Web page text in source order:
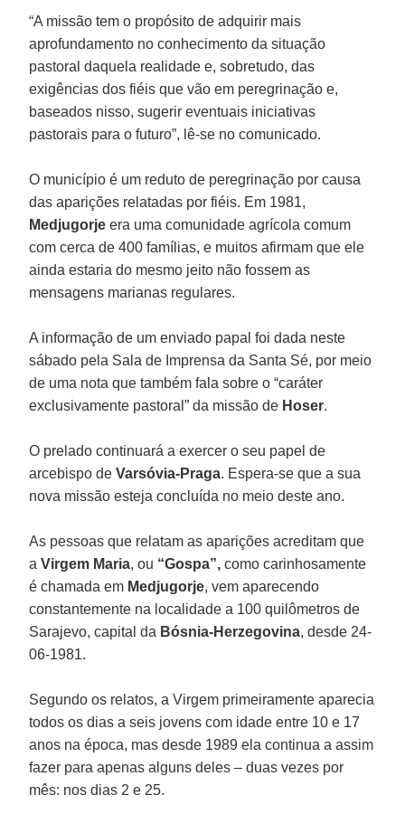
“A missão tem o propósito de adquirir mais
aprofundamento no conhecimento da situação
pastoral daquela realidade e, sobretudo, das
exigências dos fiéis que vão em peregrinação e,
baseados nisso, sugerir eventuais iniciativas
pastorais para o futuro”, lê-se no comunicado.
O município é um reduto de peregrinação por causa
das aparições relatadas por fiéis. Em 1981,
Medjugorje era uma comunidade agrícola comum
com cerca de 400 famílias, e muitos afirmam que ele
ainda estaria do mesmo jeito não fossem as
mensagens marianas regulares.
A informação de um enviado papal foi dada neste
sábado pela Sala de Imprensa da Santa Sé, por meio
de uma nota que também fala sobre o “caráter
exclusivamente pastoral” da missão de Hoser.
O prelado continuará a exercer o seu papel de
arcebispo deVarsóvia-Praga. Espera-se que a sua
nova missão esteja concluída no meio deste ano.
As pessoas que relatam as aparições acreditam que
aVirgem Maria, ou “Gospa”, como carinhosamente
é chamada em Medjugorje, vem aparecendo
constantemente na localidade a 100 quilômetros de
Sarajevo, capital da Bósnia-Herzegovina, desde 24-
06-1981.
Segundo os relatos, a Virgem primeiramente aparecia
todos os dias a seis jovens com idade entre 10 e 17
anos na época, mas desde 1989 ela continua a assim
fazer para apenas alguns deles – duas vezes por
mês: nos dias 2 e 25.